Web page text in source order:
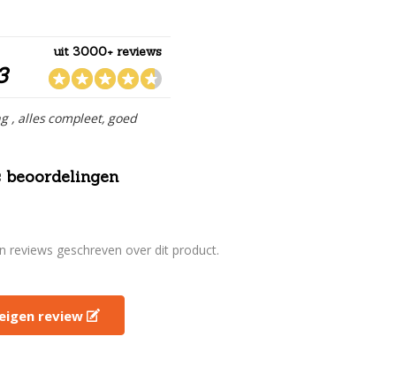
uit 3000+ reviews
, alles compleet, goed
beoordelingen
reviews geschreven over dit product.
review